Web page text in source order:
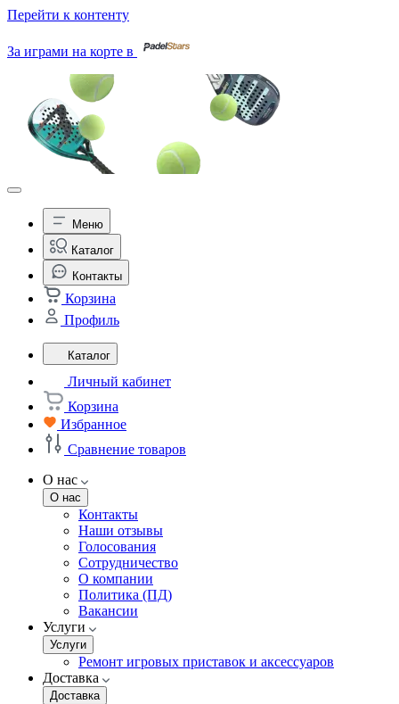
Перейти к контенту
За играми на корте в
Меню
Каталог
Контакты
Корзина
Профиль
Каталог
Личный кабинет
Корзина
Избранное
Сравнение товаров
О нас
О нас
Контакты
Наши отзывы
Голосования
Сотрудничество
О компании
Политика (ПД)
Вакансии
Услуги
Услуги
Ремонт игровых приставок и аксессуаров
Доставка
Доставка